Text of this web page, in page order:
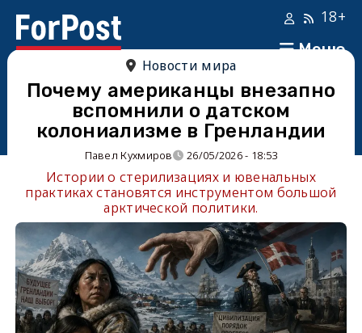
Меню
18+
Новости мира
Почему американцы внезапно
вспомнили о датском
колониализме в Гренландии
Павел Кухмиров 26/05/2026 - 18:53
Истории о стерилизациях и ювенальных
практиках становятся инструментом большой
арктической политики.